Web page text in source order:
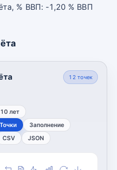
% ВВП: -1,20 % ВВП
12 точек
10 лет
Точки Заполнение
CSV JSON